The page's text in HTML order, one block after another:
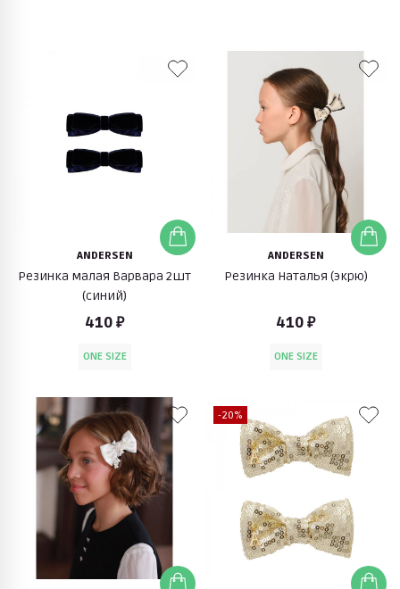
ANDERSEN
Резинка малая Варвара 2шт
(синий)
410 ₽
ONE SIZE
ANDERSEN
Резинка Наталья (экрю)
410 ₽
ONE SIZE
-20%